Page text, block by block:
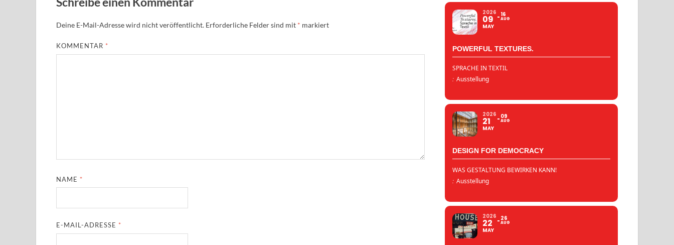
Deine E-Mail-Adresse wird nicht veröffentlicht. Erforderliche Felder sind mit * markiert
KOMMENTAR *
NAME *
E-MAIL-ADRESSE *
2026
09
MAY
16
AUG
POWERFUL TEXTURES.
SPRACHE IN TEXTIL
: Ausstellung
2026
21
MAY
09
AUG
DESIGN FOR DEMOCRACY
WAS GESTALTUNG BEWIRKEN KANN!
: Ausstellung
2026
22
MAY
26
AUG